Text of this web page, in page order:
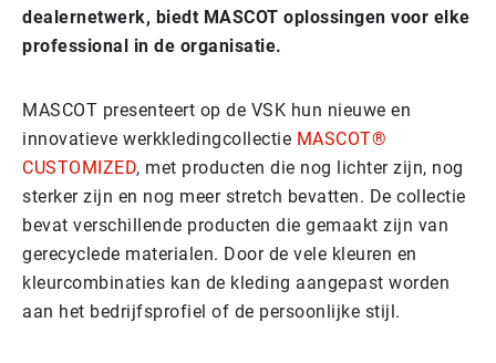
dealernetwerk, biedt MASCOT oplossingen voor elke
professional in de organisatie.
MASCOT presenteert op de VSK hun nieuwe en
innovatieve werkkledingcollectie MASCOT®
CUSTOMIZED, met producten die nog lichter zijn, nog
sterker zijn en nog meer stretch bevatten. De collectie
bevat verschillende producten die gemaakt zijn van
gerecyclede materialen. Door de vele kleuren en
kleurcombinaties kan de kleding aangepast worden
aan het bedrijfsprofiel of de persoonlijke stijl.